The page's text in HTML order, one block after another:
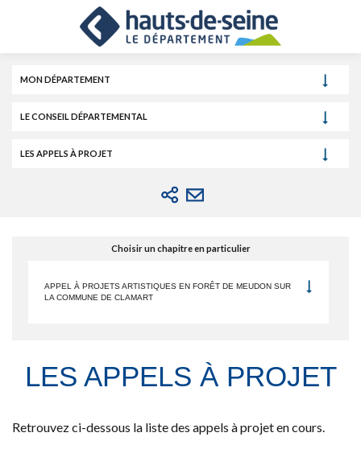
recherche
MON DÉPARTEMENT
LE CONSEIL DÉPARTEMENTAL
LES APPELS À PROJET
Choisir un chapitre en particulier
APPEL À PROJETS ARTISTIQUES EN FORÊT DE MEUDON SUR
LA COMMUNE DE CLAMART
LES APPELS À PROJET
Retrouvez ci-dessous la liste des appels à projet en cours.
Cookies et traceurs utilisés sur ce site.